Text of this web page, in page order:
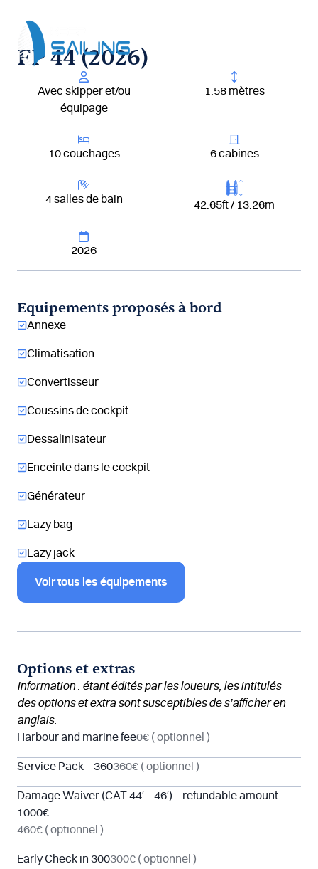
contenu
FP 44 (2026)
Avec skipper et/ou
équipage
1.58 mètres
10 couchages 6 cabines
4 salles de bain 42.65ft / 13.26m
2026
Equipements proposés à bord
Annexe
Climatisation
Convertisseur
Coussins de cockpit
Dessalinisateur
Enceinte dans le cockpit
Générateur
Lazy bag
Lazy jack
Voir tous les équipements
Options et extras
Information : étant édités par les loueurs, les intitulés
des options et extra sont susceptibles de s’afficher en
anglais.
Harbour and marine fee0€ ( optionnel )
Service Pack – 360360€ ( optionnel )
Damage Waiver (CAT 44′ – 46′) – refundable amount
1000€
460€ ( optionnel )
Early Check in 300300€ ( optionnel )